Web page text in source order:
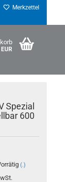
Merkzettel
Spezial
600
(.)